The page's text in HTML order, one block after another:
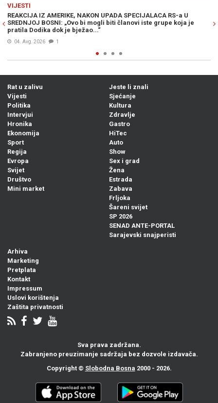
a U
koja je
MUK U MOSTARU: Članica Predsjedništva Bosne i
Željka Cvijanović vojno-redarstvenu akciju „Oluja“
„zločinačkom“, očekuje se reakcija iz Zagreba...
04. Avg. 2026
Rat u zalivu
Vijesti
Politika
Intervjui
Hronika
Ekonomija
Sport
Regija
Evropa
Svijet
Društvo
Mini market
Jeste li znali
Sjećanje
Kultura
Zdravlje
Gastro
HiTec
Auto
Show
Sex i grad
Žena
Estrada
Zabava
Frljoka
Šareni svijet
SP 2026
SENAD ANTE-PORTAL
Sarajevski snajperisti
Arhiva
Marketing
Pretplata
Kontakt
Impressum
Uslovi korištenja
Zaštita privatnosti
Sva prava zadržana.
Zabranjeno preuzimanje sadržaja bez dozvole izdavača.
Copyright © Slobodna Bosna 2000 - 2026.